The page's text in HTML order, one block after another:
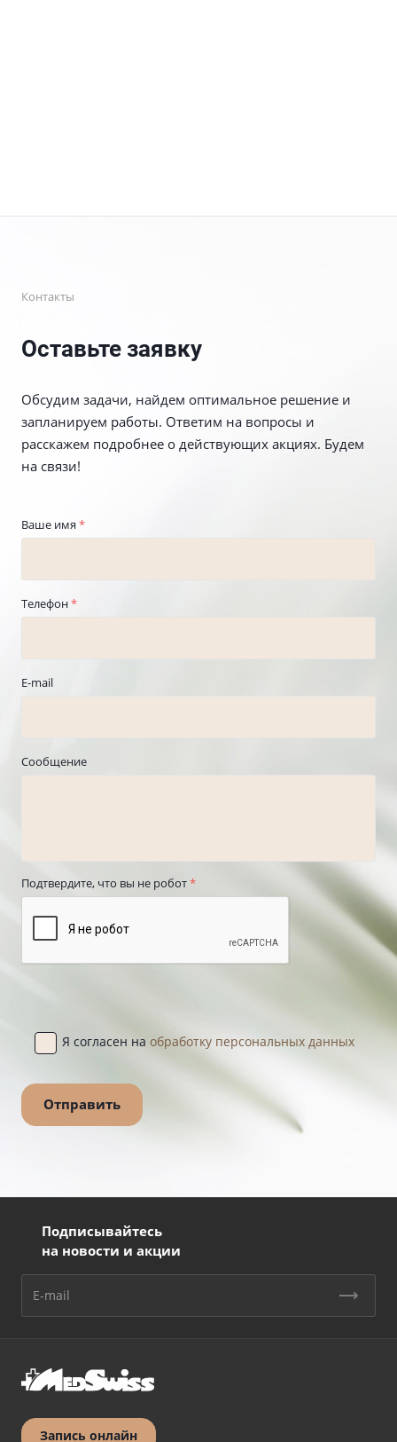
Контакты
Оставьте заявку
Обсудим задачи, найдем оптимальное решение и
запланируем работы. Ответим на вопросы и
расскажем подробнее о действующих акциях. Будем
на связи!
Ваше имя *
Телефон*
E-mail
Сообщение
Подтвердите, что вы не робот*
Я согласен на обработку персональных данных
Подписывайтесь
на новости и акции
Запись онлайн